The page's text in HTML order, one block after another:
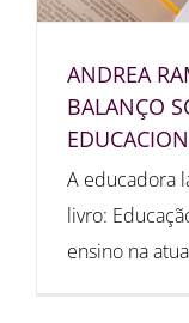
ANDREA
BALANÇO
A educadora
livro:
ensino na